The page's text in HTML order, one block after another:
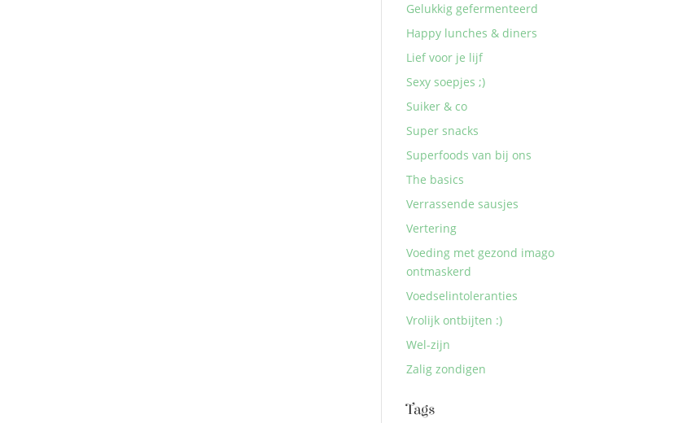
Gelukkig gefermenteerd
Happy lunches & diners
Lief voor je lijf
Sexy soepjes ;)
Suiker & co
Super snacks
Superfoods van bij ons
The basics
Verrassende sausjes
Vertering
Voeding met gezond imago
ontmaskerd
Voedselintoleranties
Vrolijk ontbijten :)
Wel-zijn
Zalig zondigen
Tags